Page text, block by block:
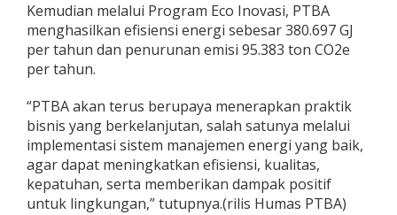
Kemudian melalui Program Eco Inovasi, PTBA
menghasilkan efisiensi energi sebesar 380.697 GJ
per tahun dan penurunan emisi 95.383 ton CO2e
per tahun.
“PTBA akan terus berupaya menerapkan praktik
bisnis yang berkelanjutan, salah satunya melalui
implementasi sistem manajemen energi yang baik,
agar dapat meningkatkan efisiensi, kualitas,
kepatuhan, serta memberikan dampak positif
untuk lingkungan,” tutupnya.(rilis Humas PTBA)